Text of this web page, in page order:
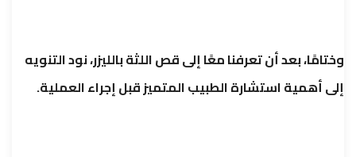
وختامًا، بعد أن تعرفنا معًا إلى قص اللثة بالليزر، نود التنويه
إلى أهمية استشارة الطبيب المتميز قبل إجراء العملية.